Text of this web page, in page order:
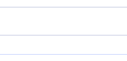
Desarrollo sostenible